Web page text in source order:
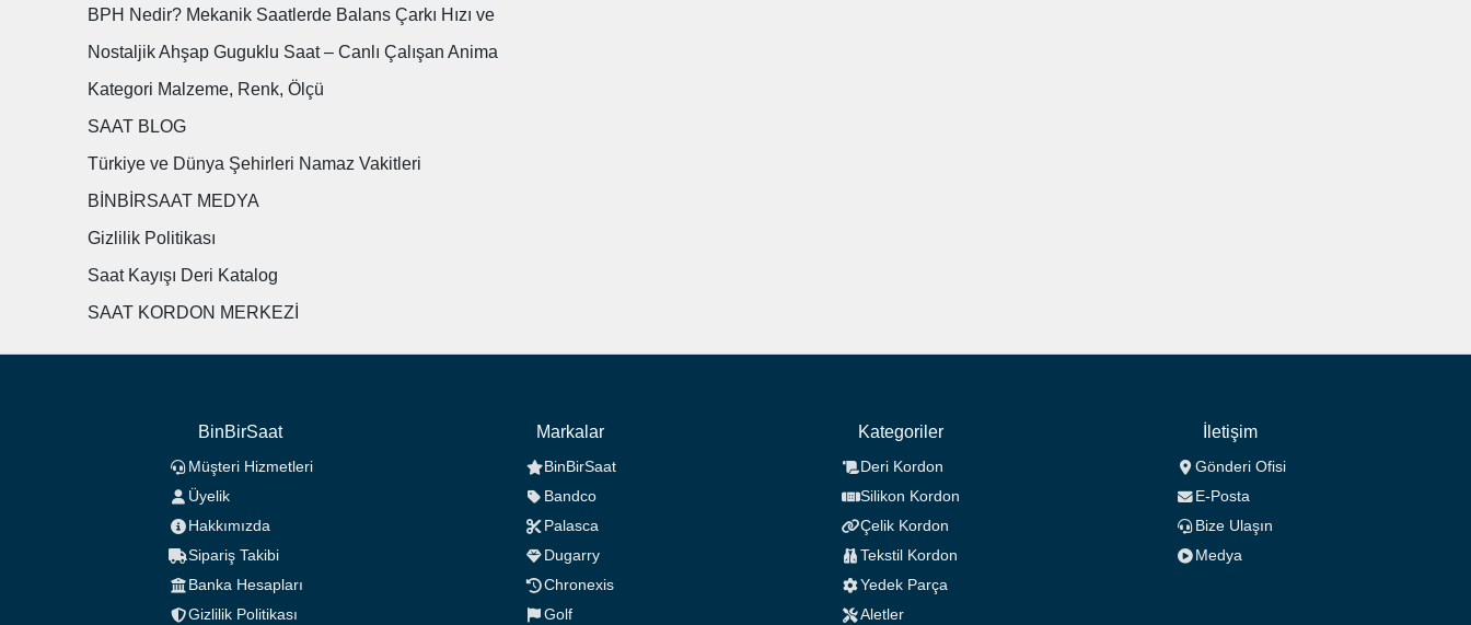
BPH Nedir? Mekanik Saatlerde Balans Çarkı Hızı ve
Nostaljik Ahşap Guguklu Saat – Canlı Çalışan Anima
Kategori Malzeme, Renk, Ölçü
SAAT BLOG
Türkiye ve Dünya Şehirleri Namaz Vakitleri
BİNBİRSAAT MEDYA
Gizlilik Politikası
Saat Kayışı Deri Katalog
SAAT KORDON MERKEZİ
BinBirSaat
Müşteri Hizmetleri
Üyelik
Hakkımızda
Sipariş Takibi
Banka Hesapları
Gizlilik Politikası
Markalar
BinBirSaat
Bandco
Palasca
Dugarry
Chronexis
Golf
Kategoriler
Deri Kordon
Silikon Kordon
Çelik Kordon
Tekstil Kordon
Yedek Parça
Aletler
İletişim
Gönderi Ofisi
E-Posta
Bize Ulaşın
Medya